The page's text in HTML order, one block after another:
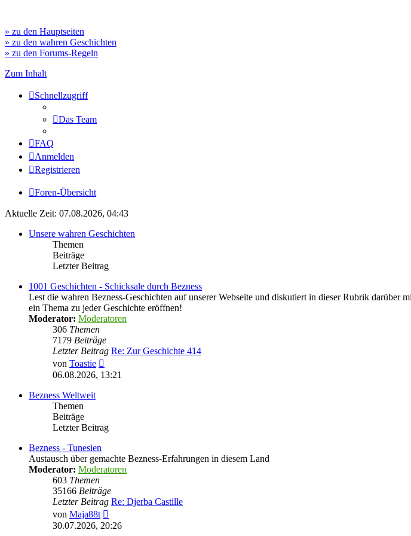
» zu den Hauptseiten
» zu den wahren Geschichten
» zu den Forums-Regeln
Zum Inhalt
Schnellzugriff
Das Team
FAQ
Anmelden
Registrieren
Foren-Übersicht
Aktuelle Zeit: 07.08.2026, 04:43
Unsere wahren Geschichten
Themen
Beiträge
Letzter Beitrag
1001 Geschichten - Schicksale durch Bezness
Lest die wahren Bezness-Geschichten auf unserer Webseite und diskutiert in dieser Rubrik
ein Thema zu jeder Geschichte eröffnen!
Moderator: Moderatoren
306 Themen
7179 Beiträge
Letzter Beitrag Re: Zur Geschichte 414
von Toastie
Beitrag
06.08.2026, 13:21
Bezness Weltweit
Themen
Beiträge
Letzter Beitrag
Bezness - Tunesien
Austausch über gemachte Bezness-Erfahrungen in diesem Land
Moderator: Moderatoren
603 Themen
35166 Beiträge
Letzter Beitrag Re: Djerba Castille
von Maja88t
Beitrag
30.07.2026, 20:26